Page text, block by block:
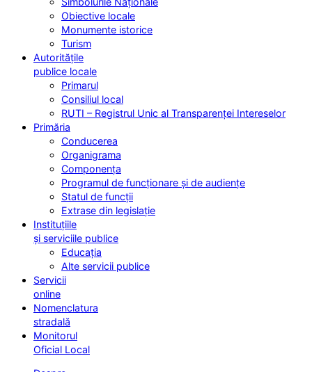
Obiective locale
Monumente istorice
Turism
Autoritățile
publice locale
Primarul
Consiliul local
RUTI – Registrul Unic al Transparenței Intereselor
Primăria
Conducerea
Organigrama
Componența
Programul de funcționare și de audiențe
Statul de funcții
Extrase din legislație
Instituțiile
și serviciile publice
Educația
Alte servicii publice
Servicii
online
Nomenclatura
stradală
Monitorul
Oficial Local